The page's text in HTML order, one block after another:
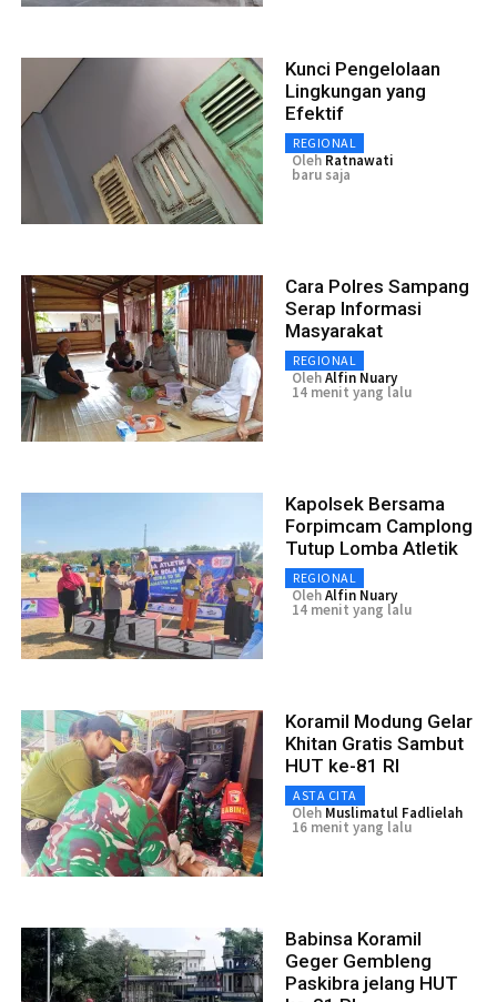
Kunci Pengelolaan
Lingkungan yang
Efektif
REGIONAL
Oleh Ratnawati
baru saja
Cara Polres Sampang
Serap Informasi
Masyarakat
REGIONAL
OlehAlfin Nuary
14 menit yang lalu
Kapolsek Bersama
Forpimcam Camplong
Tutup Lomba Atletik
REGIONAL
OlehAlfin Nuary
14 menit yang lalu
Koramil Modung Gelar
Khitan Gratis Sambut
HUT ke-81 RI
ASTA CITA
Oleh Muslimatul Fadlielah
16 menit yang lalu
Babinsa Koramil
Geger Gembleng
Paskibra jelang HUT